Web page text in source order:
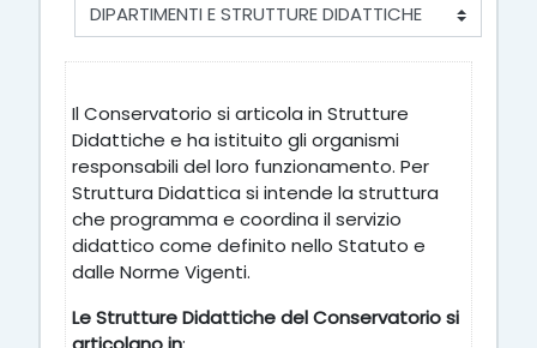
Il Conservatorio si articola in Strutture
Didattiche e ha istituito gli organismi
responsabili del loro funzionamento. Per
Struttura Didattica si intende la struttura
che programma e coordina il servizio
didattico come definito nello Statuto e
dalle Norme Vigenti.
Le Strutture Didattiche del Conservatorio si